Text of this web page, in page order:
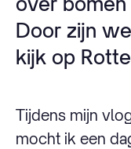
Door zijn
kijk op
Tijdens mijn
mocht ik een